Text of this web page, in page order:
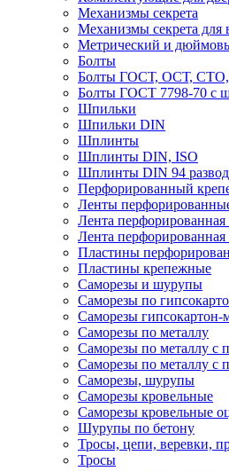
Механизмы секрета
Механизмы секрета для
Метрический и
Болты
Болты ГОСТ, ОСТ,
Болты ГОСТ 7798-70 с
Шпильки
Шпильки DIN
Шплинты
Шплинты DIN, ISO
Шплинты DIN 94
Перфорированный
Ленты
Лента перфорированная
Лента перфорированная
Пластины
Пластины крепежные
Саморезы и шурупы
Саморезы по
Саморезы гипсокартон-
Саморезы по металлу
Саморезы по металлу с
Саморезы по металлу с
Саморезы, шурупы
Саморезы кровельные
Саморезы кровельные
Шурупы по бетону
Тросы, цепи, веревки,
Тросы